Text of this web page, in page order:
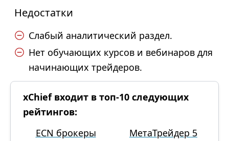
Недостатки
Слабый аналитический раздел.
Нет обучающих курсов и вебинаров для
начинающих трейдеров.
xChief входит в топ-10 следующих
рейтингов:
ECN брокеры
МетаТрейдер 5